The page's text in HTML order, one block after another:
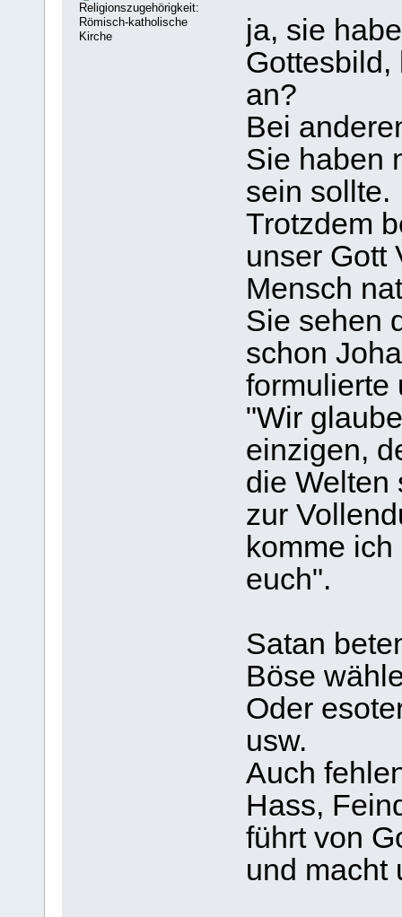
Religionszugehörigkeit:
Römisch-katholische
Kirche
ja, sie
Gottesbild,
an?
Bei
Sie haben
sein sollte.
Trotzdem
unser Gott
Mensch
Sie sehen
schon
formulierte
"Wir
einzigen,
die Welten
zur
komme
euch".
Satan
Böse
Oder
usw.
Auch
Hass,
führt von
und macht